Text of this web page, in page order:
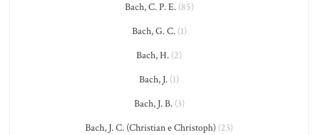
Bach, C. P. E.(85)
Bach, G. C.(1)
Bach, H. (2)
Bach, J. (1)
Bach, J. B.(3)
Bach, J. C. (Christian e Christoph) (23)